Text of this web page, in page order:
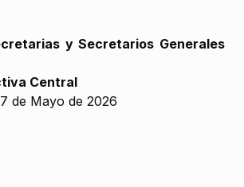
y Secretarios Generales
Central
de Mayo de 2026